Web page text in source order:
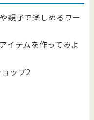
親子で楽しめるワー
イテムを作ってみよ